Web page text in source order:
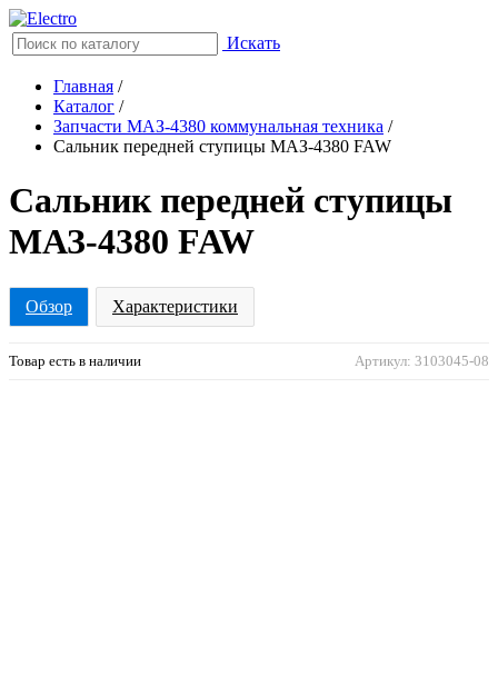
Искать
Главная /
Каталог /
Запчасти МАЗ-4380 коммунальная техника /
Сальник передней ступицы МАЗ-4380 FAW
Сальник передней ступицы
МАЗ-4380 FAW
Обзор Характеристики
Товар есть в наличии Артикул: 3103045-08